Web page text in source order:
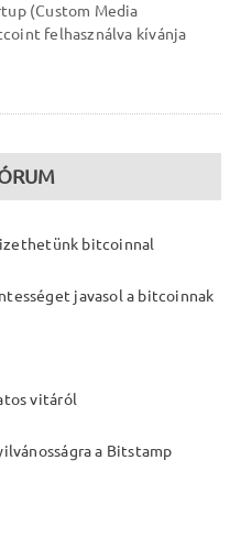
(Custom Media
felhasználva kívánja
bitcoinnal
javasol a bitcoinnak
vitáról
a Bitstamp